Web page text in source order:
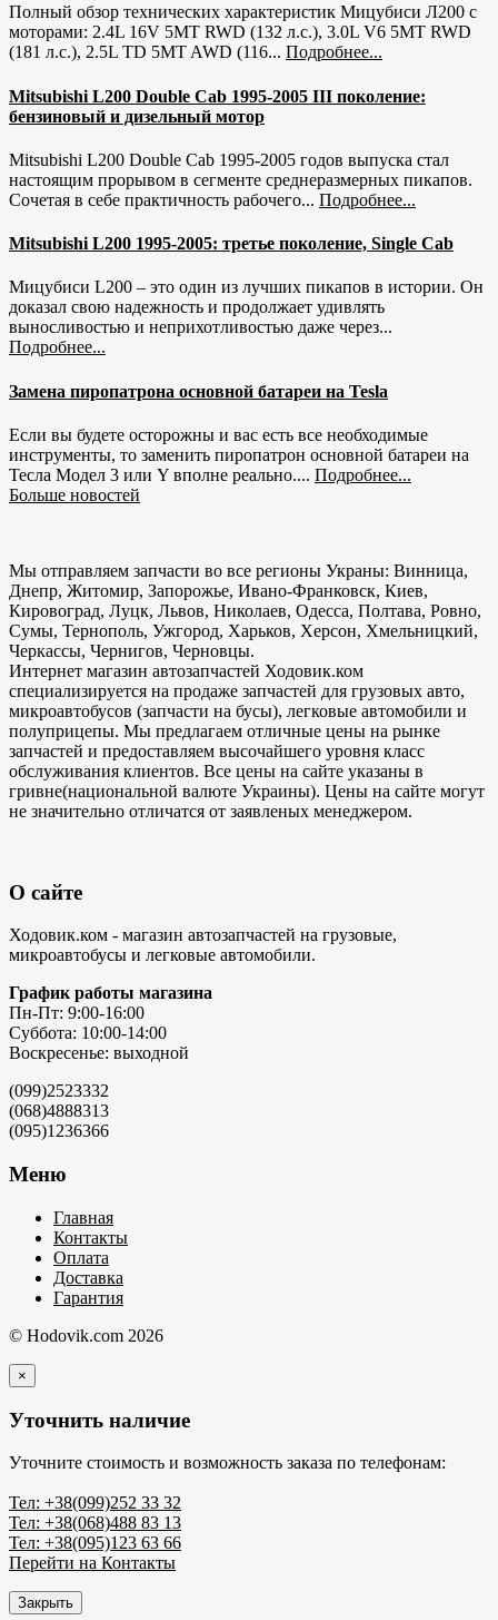
Полный обзор технических характеристик Мицубиси Л200 с
моторами: 2.4L 16V 5MT RWD (132 л.с.), 3.0L V6 5MT RWD
(181 л.с.), 2.5L TD 5MT AWD (116... Подробнее...
Mitsubishi L200 Double Cab 1995-2005 III поколение:
бензиновый и дизельный мотор
Mitsubishi L200 Double Cab 1995-2005 годов выпуска стал
настоящим прорывом в сегменте среднеразмерных пикапов.
Сочетая в себе практичность рабочего... Подробнее...
Mitsubishi L200 1995-2005: третье поколение, Single Cab
Мицубиси L200 – это один из лучших пикапов в истории. Он
доказал свою надежность и продолжает удивлять
выносливостью и неприхотливостью даже через...
Подробнее...
Замена пиропатрона основной батареи на Tesla
Если вы будете осторожны и вас есть все необходимые
инструменты, то заменить пиропатрон основной батареи на
Тесла Модел 3 или Y вполне реально.... Подробнее...
Больше новостей
Мы отправляем запчасти во все регионы Украны: Винница,
Днепр, Житомир, Запорожье, Ивано-Франковск, Киев,
Кировоград, Луцк, Львов, Николаев, Одесса, Полтава, Ровно,
Сумы, Тернополь, Ужгород, Харьков, Херсон, Хмельницкий,
Черкассы, Чернигов, Черновцы.
Интернет магазин автозапчастей Ходовик.ком
специализируется на продаже запчастей для грузовых авто,
микроавтобусов (запчасти на бусы), легковые автомобили и
полуприцепы. Мы предлагаем отличные цены на рынке
запчастей и предоставляем высочайшего уровня класс
обслуживания клиентов. Все цены на сайте указаны в
гривне(национальной валюте Украины). Цены на сайте могут
не значительно отличатся от заявленых менеджером.
О сайте
Ходовик.ком - магазин автозапчастей на грузовые,
микроавтобусы и легковые автомобили.
График работы магазина
Пн-Пт: 9:00-16:00
Суббота: 10:00-14:00
Воскресенье: выходной
(099)2523332
(068)4888313
(095)1236366
Меню
Главная
Контакты
Оплата
Доставка
Гарантия
© Hodovik.com 2026
×
Уточнить наличие
Уточните стоимость и возможность заказа по телефонам:
Тел: +38(099)252 33 32
Тел: +38(068)488 83 13
Тел: +38(095)123 63 66
Перейти на Контакты
Закрыть